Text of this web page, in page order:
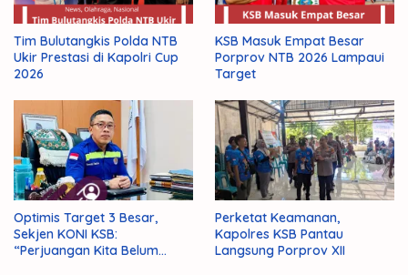
Tim Bulutangkis Polda NTB
Ukir Prestasi di Kapolri Cup
2026
KSB Masuk Empat Besar
Porprov NTB 2026 Lampaui
Target
Optimis Target 3 Besar,
Sekjen KONI KSB:
“Perjuangan Kita Belum
Perketat Keamanan,
Kapolres KSB Pantau
Langsung Porprov XII